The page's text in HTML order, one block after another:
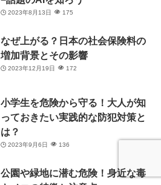
2023年8月13日 175
なぜ上がる？日本の社会保険料の
増加背景とその影響
2023年12月19日 172
小学生を危険から守る！大人が知
っておきたい実践的な防犯対策と
は？
2023年9月6日 136
公園や緑地に潜む危険！身近な毒